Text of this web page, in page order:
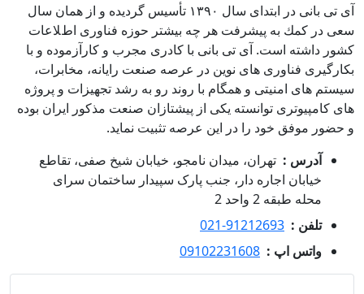
آی تی بانی در ابتداى سال ١٣٩٠ تأسيس گرديده و از همان سال
سعى در كمك به پيشرفت هر چه بيشتر حوزه فناورى اطﻼعات
كشور داشته است. آی تی بانی با كادرى مجرب و كارآزموده و با
بكارگيرى فناوری هاى نوين در عرصه صنعت رايانه، مخابرات،
سيستم هاى امنيتى و همگام با روند رو به رشد تجهيزات و پروژه
هاى كامپيوترى توانسته يكى از پيشتازان صنعت مذكور ايران بوده
و حضور موفق خود را در اين عرصه تثبيت نمايد.
آدرس : تهران، میدان نامجو، خیابان شیخ صفی، تقاطع
خیابان اجاره دار، جنب پارک سپیدار ساختمان سرای
محله طبقه 2 واحد 2
تلفن : 021-91212693
واتس اپ : 09102231608